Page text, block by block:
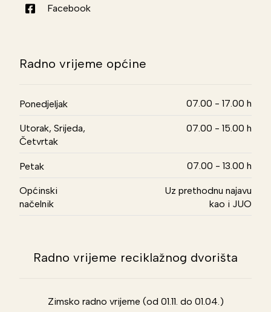
Facebook
Radno vrijeme općine
Ponedjeljak 07.00 - 17.00 h
Utorak, Srijeda,
Četvrtak
07.00 - 15.00 h
Petak 07.00 - 13.00 h
Općinski
načelnik
Uz prethodnu najavu
kao i JUO
Radno vrijeme reciklažnog dvorišta
Zimsko radno vrijeme (od 01.11. do 01.04.)